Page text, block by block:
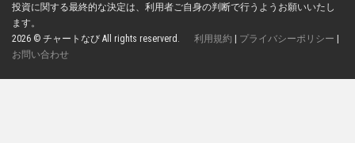
投資に関する最終的な決定は、利用者ご自身の判断で行うようお願いいたし
ます。
2026 © チャートなび All rights reserverd. 利用規約 プライバシーポリシー
お問い合わせ